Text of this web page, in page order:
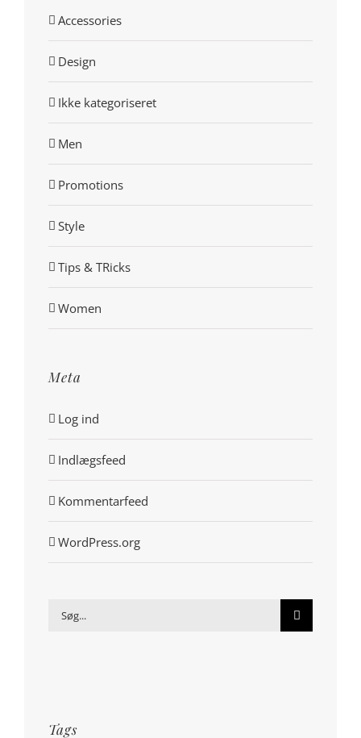
Accessories
Design
Ikke kategoriseret
Men
Promotions
Style
Tips & TRicks
Women
Meta
Log ind
Indlægsfeed
Kommentarfeed
WordPress.org
Søg
Tags